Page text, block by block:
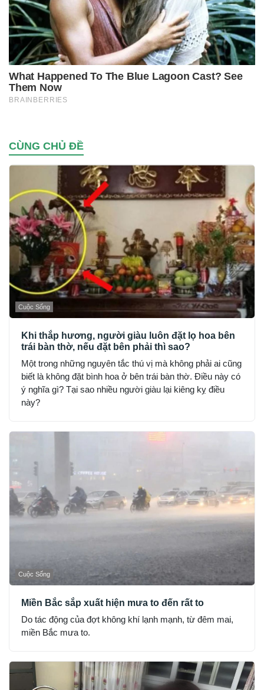
CÙNG CHỦ ĐỀ
Cuộc Sống
Khi thắp hương, người giàu luôn đặt lọ hoa bên
trái bàn thờ, nếu đặt bên phải thì sao?
Một trong những nguyên tắc thú vị mà không phải ai cũng
biết là không đặt bình hoa ở bên trái bàn thờ. Điều này có
ý nghĩa gì? Tại sao nhiều người giàu lại kiêng kỵ điều
này?
Cuộc Sống
Miền Bắc sắp xuất hiện mưa to đến rất to
Do tác động của đợt không khí lạnh mạnh, từ đêm mai,
miền Bắc mưa to.